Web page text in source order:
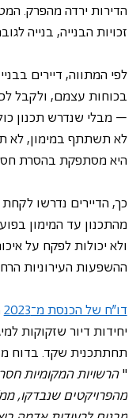
הדירות ירדה מהפרק.
זכויות הבנייה, בנייה
לפי המתווה, דיירים
בכוחות עצמם, ולקבל
– מבלי שנדרש תכנון
לא תשתתף במימון, לא
היא מסתפקת בהסרת
כך, הדיירים נדרשו
מהתכנון עד המימון
ולא יכולות לפקח על
ההשפעות העירוניות
דו"ח של הכנסת מ־2023
יחידות דיור שזקוקות
"
מהפרויקטים שנבדקו,